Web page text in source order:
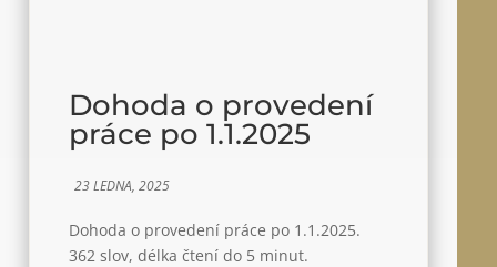
Dohoda o provedení
práce po 1.1.2025
23 LEDNA, 2025
Dohoda o provedení práce po 1.1.2025.
362 slov, délka čtení do 5 minut.